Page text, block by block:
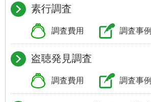
素行調査
調査費用 調査事例
盗聴発見調査
調査費用 調査事例